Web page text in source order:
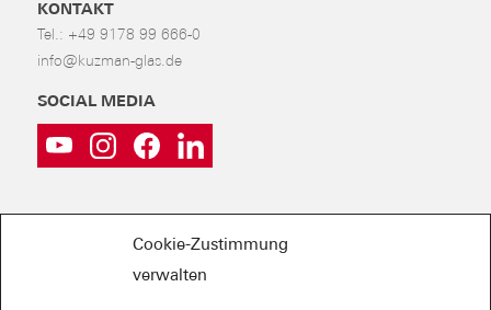
Cookie-Zustimmung
verwalten
KONTAKT
Tel.: +49 9178 99 666-0
info@kuzman-glas.de
SOCIAL MEDIA